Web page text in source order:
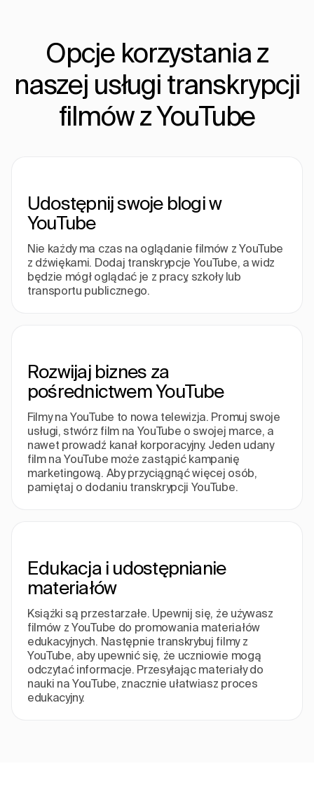
Opcje korzystania z
naszej usługi transkrypcji
filmów z YouTube
Udostępnij swoje blogi w
YouTube
Nie każdy ma czas na oglądanie filmów z YouTube
z dźwiękami. Dodaj transkrypcje YouTube, a widz
będzie mógł oglądać je z pracy, szkoły lub
transportu publicznego.
Rozwijaj biznes za
pośrednictwem YouTube
Filmy na YouTube to nowa telewizja. Promuj swoje
usługi, stwórz film na YouTube o swojej marce, a
nawet prowadź kanał korporacyjny. Jeden udany
film na YouTube może zastąpić kampanię
marketingową. Aby przyciągnąć więcej osób,
pamiętaj o dodaniu transkrypcji YouTube.
Edukacja i udostępnianie
materiałów
Książki są przestarzałe. Upewnij się, że używasz
filmów z YouTube do promowania materiałów
edukacyjnych. Następnie transkrybuj filmy z
YouTube, aby upewnić się, że uczniowie mogą
odczytać informacje. Przesyłając materiały do
nauki na YouTube, znacznie ułatwiasz proces
edukacyjny.